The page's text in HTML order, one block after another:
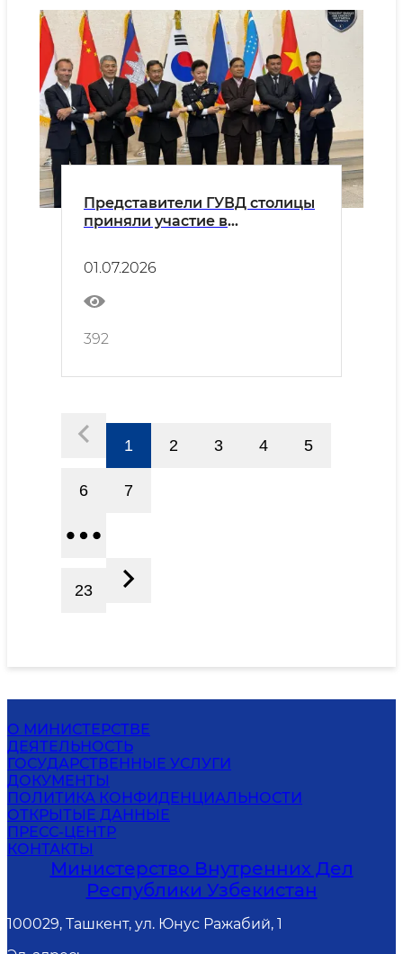
Представители ГУВД столицы
приняли участие в
состоявшемся в Республике
Корея
01.07.2026
392
1 2 3 4 5
6 7
23
О МИНИСТЕРСТВЕ
ДЕЯТЕЛЬНОСТЬ
ГОСУДАРСТВЕННЫЕ УСЛУГИ
ДОКУМЕНТЫ
ПОЛИТИКА КОНФИДЕНЦИАЛЬНОСТИ
ОТКРЫТЫЕ ДАННЫЕ
ПРЕСС-ЦЕНТР
КОНТАКТЫ
Министерство Внутренних Дел
Республики Узбекистан
100029, Ташкент, ул. Юнус Ражабий, 1